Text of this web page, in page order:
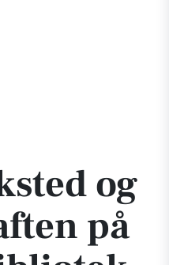
Lystrup Bibliotek
og
på